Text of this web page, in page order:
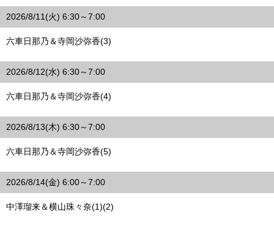
2026/8/11(火) 6:30～7:00
六車日那乃＆寺岡沙弥香(3)
2026/8/12(水) 6:30～7:00
六車日那乃＆寺岡沙弥香(4)
2026/8/13(木) 6:30～7:00
六車日那乃＆寺岡沙弥香(5)
2026/8/14(金) 6:00～7:00
中澤瑠来＆横山珠々奈(1)(2)